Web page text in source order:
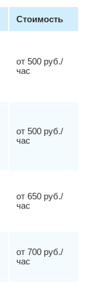
Стоимость
от 500 руб./
час
от 500 руб./
час
от 650 руб./
час
от 700 руб./
час